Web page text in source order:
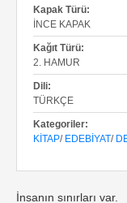
Kapak Türü:
İNCE KAPAK
Kağıt Türü:
2. HAMUR
Dili:
TÜRKÇE
Kategoriler:
KITAP/ EDEBIYAT/
İnsanın sınırları var.